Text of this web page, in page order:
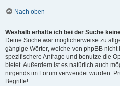
Nach oben
Weshalb erhalte ich bei der Suche
Deine Suche war möglicherweise zu
gängige Wörter, welche von phpBB
spezifischere Anfrage und benutze die
bietet. Außerdem ist es natürlich auch
nirgends im Forum verwendet wurden.
Begriffe!